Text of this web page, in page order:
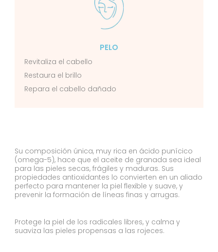
PELO
Revitaliza el cabello
Restaura el brillo
Repara el cabello dañado
Su composición única, muy rica en ácido punícico
(omega-5), hace que el aceite de granada sea ideal
para las pieles secas, frágiles y maduras. Sus
propiedades antioxidantes lo convierten en un aliado
perfecto para mantener la piel flexible y suave, y
prevenir la formación de líneas finas y arrugas.
Protege la piel de los radicales libres, y calma y
suaviza las pieles propensas a las rojeces.